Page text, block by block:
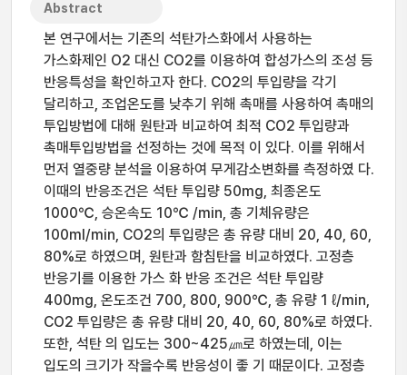
Abstract
본 연구에서는 기존의 석탄가스화에서 사용하는
가스화제인 O2 대신 CO2를 이용하여 합성가스의 조성 등
반응특성을 확인하고자 한다. CO2의 투입량을 각기
달리하고, 조업온도를 낮추기 위해 촉매를 사용하여 촉매의
투입방법에 대해 원탄과 비교하여 최적 CO2 투입량과
촉매투입방법을 선정하는 것에 목적 이 있다. 이를 위해서
먼저 열중량 분석을 이용하여 무게감소변화를 측정하였 다.
이때의 반응조건은 석탄 투입량 50mg, 최종온도
1000℃, 승온속도 10℃ /min, 총 기체유량은
100ml/min, CO2의 투입량은 총 유량 대비 20, 40, 60,
80%로 하였으며, 원탄과 함침탄을 비교하였다. 고정층
반응기를 이용한 가스 화 반응 조건은 석탄 투입량
400mg, 온도조건 700, 800, 900℃, 총 유량 1 ℓ/min,
CO2 투입량은 총 유량 대비 20, 40, 60, 80%로 하였다.
또한, 석탄 의 입도는 300~425㎛로 하였는데, 이는
입도의 크기가 작을수록 반응성이 좋 기 때문이다. 고정층